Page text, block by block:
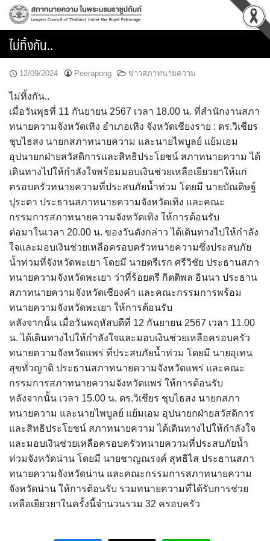
Skip
content
ไม่ทิ้งกัน..
12/09/2024 Peerapong ข่าวสภาทนายความ
ไม่ทิ้งกัน..
เมื่อวันพุธที่ 11 กันยายน 2567 เวลา 18.00 น. ที่สำนักงานสภา
ทนายความจังหวัดเทิง อำเภอเทิง จังหวัดเชียงราย : ดร.วิเชียร
ชุบไธสง นายกสภาทนายความ และนายไพบูลย์ แย้มเอม
อุปนายกฝ่ายสวัสดิการและสิทธิประโยชน์ สภาทนายความ ได้
เดินทางไปให้กำลังใจพร้อมมอบเงินช่วยเหลือเยียวยาให้แก่
ครอบครัวทนายความที่ประสบภัยน้ำท่วม โดยมี นายบัณดิษฐ์
ปุระตา ประธานสภาทนายความจังหวัดเทิง และคณะ
กรรมการสภาทนายความจังหวัดเทิง ให้การต้อนรับ
ต่อมาในเวลา 20.00 น. ของวันดังกล่าว ได้เดินทางไปให้กำลัง
ใจและมอบเงินช่วยเหลือครอบครัวทนายความซึ่งประสบภัย
น้ำท่วมที่จังหวัดพะเยา โดยมี นายตรีเรก ศรีวิชัย ประธานสภา
ทนายความจังหวัดพะเยา ว่าที่ร้อยตรี กิตติพล อินนา ประธาน
สภาทนายความจังหวัดเชียงคำ และคณะกรรมการพร้อม
ทนายความจังหวัดพะเยา ให้การต้อนรับ
หลังจากนั้น เมื่อวันพฤหัสบดีที่ 12 กันยายน 2567 เวลา 11.00
น. ได้เดินทางไปให้กำลังใจและมอบเงินช่วยเหลือครอบครัว
ทนายความจังหวัดแพร่ ที่ประสบภัยน้ำท่วม โดยมี นายอุเทน
สุขทั่วญาติ ประธานสภาทนายความจังหวัดแพร่ และคณะ
กรรมการสภาทนายความจังหวัดแพร่ ให้การต้อนรับ
หลังจากนั้น เวลา 15.00 น. ดร.วิเชียร ชุบไธสง นายกสภา
ทนายความ และนายไพบูลย์ แย้มเอม อุปนายกฝ่ายสวัสดิการ
และสิทธิประโยชน์ สภาทนายความ ได้เดินทางไปให้กำลังใจ
และมอบเงินช่วยเหลือครอบครัวทนายความที่ประสบภัยน้ำ
ท่วมจังหวัดน่าน โดยมี นายชาญณรงค์ สุทธิไส ประธานสภา
ทนายความจังหวัดน่าน และคณะกรรมการสภาทนายความ
จังหวัดน่าน ให้การต้อนรับ รวมทนายความที่ได้รับการช่วย
เหลือเยียวยาในครั้งนี้จำนวนรวม 32 ครอบครัว